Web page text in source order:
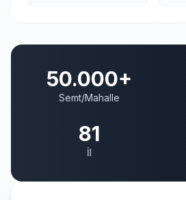
50.000+
Semt/Mahalle
81
İl